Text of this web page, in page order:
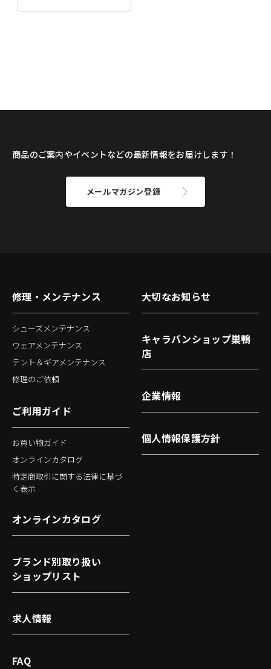
商品のご案内やイベントなどの最新情報をお届けします！
メールマガジン登録
修理・メンテナンス
シューズメンテナンス
ウェアメンテナンス
テント＆ギアメンテナンス
修理のご依頼
ご利用ガイド
お買い物ガイド
オンラインカタログ
特定商取引に関する法律に基づ
く表示
大切なお知らせ
キャラバンショップ巣鴨
店
企業情報
個人情報保護方針
オンラインカタログ
ブランド別取り扱い
ショップリスト
求人情報
FAQ